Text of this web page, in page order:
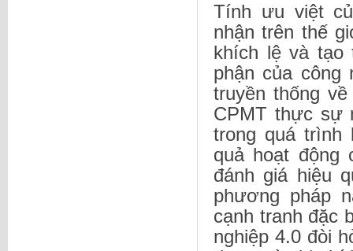
Tính ưu việt
nhận trên thế
khích lệ và tạo
phận của công
truyền thống
CPMT thực sự
trong quá trình
quả hoạt động
đánh giá hiệu
phương pháp
cạnh tranh đặc
nghiệp 4.0 đòi